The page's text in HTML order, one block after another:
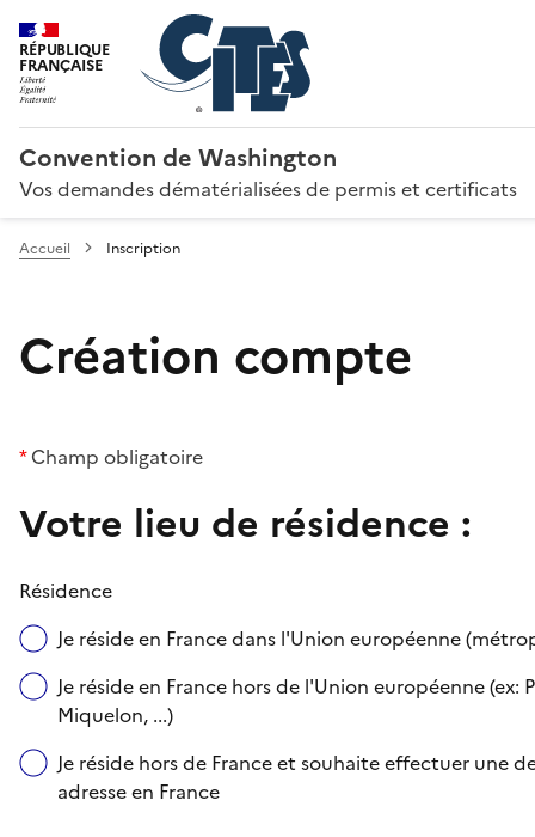
RÉPUBLIQUE
FRANÇAISE
Convention de Washington
Vos demandes dématérialisées de permis et certificats
Accueil Inscription
Création compte
*Champ obligatoire
Votre lieu de résidence :
Résidence
Je réside en France dans l'Union européenne
Je réside en France hors de l'Union européenne
Miquelon, ...)
Je réside hors de France et souhaite effectuer une
adresse en France